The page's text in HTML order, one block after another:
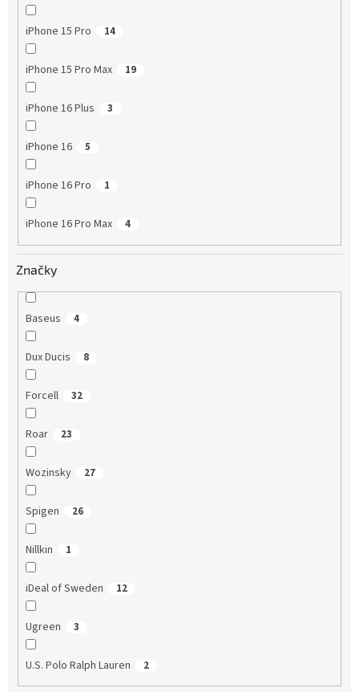
iPhone 15 Pro 14
iPhone 15 Pro Max 19
iPhone 16 Plus 3
iPhone 16 5
iPhone 16 Pro 1
iPhone 16 Pro Max 4
Značky
Baseus 4
Dux Ducis 8
Forcell 32
Roar 23
Wozinsky 27
Spigen 26
Nillkin 1
iDeal of Sweden 12
Ugreen 3
U.S. Polo Ralph Lauren 2